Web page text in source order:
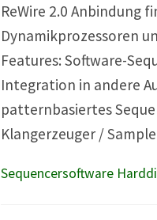
ReWire 2.0 Anbindung
Dynamikprozessoren
Features: Software-
Integration in andere
patternbasiertes
Klangerzeuger /
Sequencersoftware